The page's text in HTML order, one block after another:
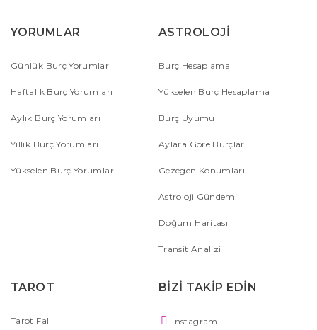
YORUMLAR
Günlük Burç Yorumları
Haftalık Burç Yorumları
Aylık Burç Yorumları
Yıllık Burç Yorumları
Yükselen Burç Yorumları
ASTROLOJİ
Burç Hesaplama
Yükselen Burç Hesaplama
Burç Uyumu
Aylara Göre Burçlar
Gezegen Konumları
Astroloji Gündemi
Doğum Haritası
Transit Analizi
TAROT
Tarot Falı
BİZİ TAKİP EDİN
Instagram